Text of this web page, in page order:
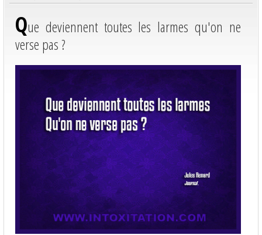
Que deviennent toutes les larmes qu'on ne
verse pas ?